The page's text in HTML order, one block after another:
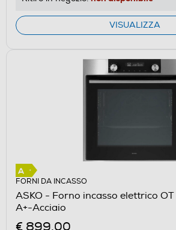
VISUALIZZA
FORNI DA INCASSO
ASKO - Forno incasso elettrico
A+-Acciaio
€ 899,00